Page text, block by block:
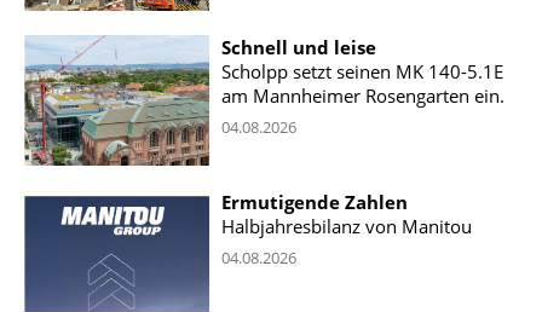
Schnell und leise
Scholpp setzt seinen MK 140-5.1E
am Mannheimer Rosengarten ein.
04.08.2026
Ermutigende Zahlen
Halbjahresbilanz von Manitou
04.08.2026